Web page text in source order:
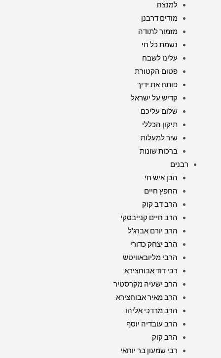
למנצח
מודים דרבנן
מזמור לתודה
נשמת כל חי
עלינו לשבח
פטום הקטורת
פותח את ידיך
קדיש על ישראל
שלום עליכם
תיקון הכללי
שיר למעלות
ברכות שונות
רבנים
הבן איש חי
החפץ חיים
הרב דב קוק
הרב חיים קנייבסקי
הרב יורם אברג'ל
הרב יצחק כדורי
הרבי מליובאוויטש
רבי דוד אבוחצירא
הרב ישעיה מקרסטיר
הרב מאיר אבוחצירא
הרב מרדכי אליהו
הרב עובדיה יוסף
הרב קוק
רבי שמעון בר יוחאי